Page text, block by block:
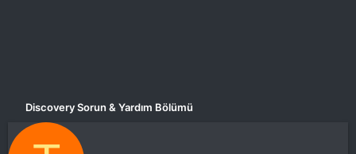
Discovery Sorun & Yardım Bölümü